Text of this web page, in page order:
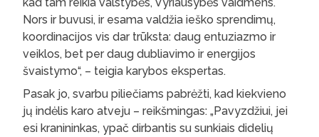
Nors ir buvusi, ir esama valdžia ieško sprendimų,
koordinacijos vis dar trūksta: daug entuziazmo ir
veiklos, bet per daug dubliavimo ir energijos
švaistymo“, – teigia karybos ekspertas.
Pasak jo, svarbu piliečiams pabrėžti, kad kiekvieno
jų indėlis karo atveju – reikšmingas: „Pavyzdžiui, jei
esi kranininkas, ypač dirbantis su sunkiais didelių